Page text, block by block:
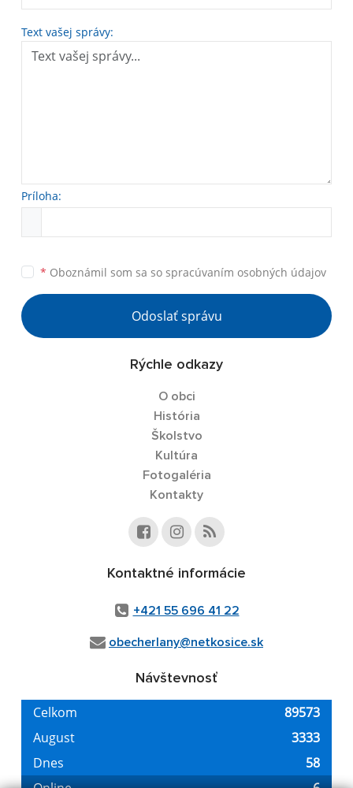
Text vašej správy:
Príloha:
* Oboznámil som sa so spracúvaním osobných údajov
Odoslať správu
Rýchle odkazy
O obci
História
Školstvo
Kultúra
Fotogaléria
Kontakty
Kontaktné informácie
+421 55 696 41 22
obecherlany@netkosice.sk
Návštevnosť